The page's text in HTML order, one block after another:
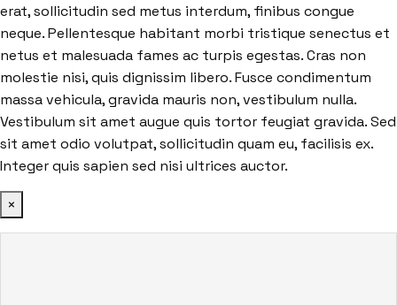
erat, sollicitudin sed metus interdum, finibus congue
neque. Pellentesque habitant morbi tristique senectus et
netus et malesuada fames ac turpis egestas. Cras non
molestie nisi, quis dignissim libero. Fusce condimentum
massa vehicula, gravida mauris non, vestibulum nulla.
Vestibulum sit amet augue quis tortor feugiat gravida. Sed
sit amet odio volutpat, sollicitudin quam eu, facilisis ex.
Integer quis sapien sed nisi ultrices auctor.
×